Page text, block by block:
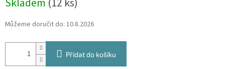
cena:
Skladem (12 ks)
Můžeme doručit do: 10.8.2026
Přidat do košíku